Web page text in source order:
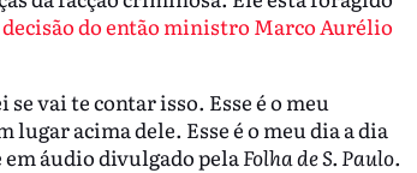
do então ministro Marco Aurélio
vai te contar isso. Esse é o meu
acima dele. Esse é o meu dia a dia
áudio divulgado pelaFolha de S. Paulo.